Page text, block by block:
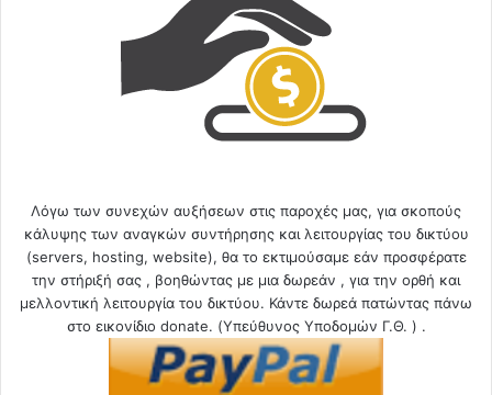
Λόγω των συνεχών αυξήσεων στις παροχές μας, για σκοπούς
κάλυψης των αναγκών συντήρησης και λειτουργίας του δικτύου
(servers, hosting, website), θα το εκτιμούσαμε εάν προσφέρατε
την στήριξή σας , βοηθώντας με μια δωρεάν , για την ορθή και
μελλοντική λειτουργία του δικτύου. Κάντε δωρεά πατώντας πάνω
στο εικονίδιο donate. (Υπεύθυνος Υποδομών Γ.Θ. ) .